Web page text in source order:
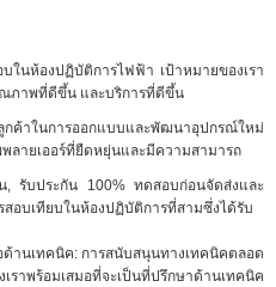
ในห้องปฏิบัติการไฟฟ้า เป้าหมายของเรา
ภาพที่ดีขึ้น และบริการที่ดีขึ้น
กค้าในการออกแบบและพัฒนาอุปกรณ์ใหม่
ลายเออร์ที่ยืดหยุ่นและมีความสามารถ
รับประกัน 100% ทดสอบก่อนจัดส่งและ
อบเทียบในห้องปฏิบัติการที่สามซึ่งได้รับ
านเทคนิค: การสนับสนุนทางเทคนิคตลอด
าพร้อมเสมอที่จะเป็นที่ปรึกษาด้านเทคนิค